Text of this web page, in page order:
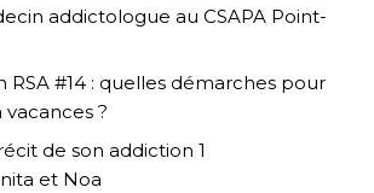
addictologue au CSAPA Point-
RSA #14 : quelles démarches pour
?
de son addiction 1
et Noa